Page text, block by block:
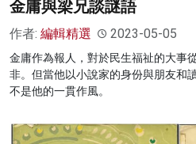
金庸與梁兄談謎語
作者: 編輯精選 2023-05-05
金庸作為報人，對於民生福祉的大事
非。但當他以小說家的身份與朋友和
不是他的一貫作風。